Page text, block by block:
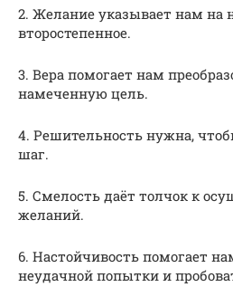
2. Желание указывает нам на
второстепенное.
3. Вера помогает нам
намеченную цель.
4. Решительность нужна,
шаг.
5. Смелость даёт толчок к
желаний.
6. Настойчивость помогает
неудачной попытки и